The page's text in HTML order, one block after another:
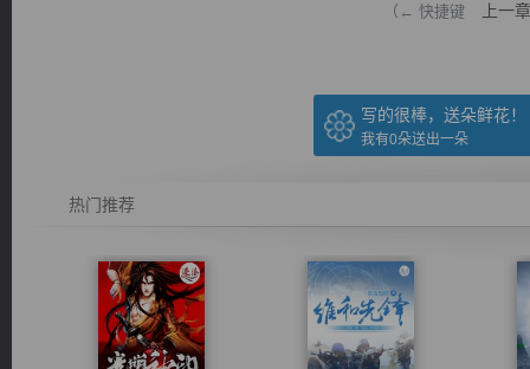
（← 快捷键 上一章
写的很棒，送朵鲜花！
我有0朵送出一朵
热门推荐